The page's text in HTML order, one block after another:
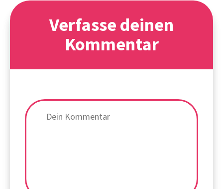
Verfasse deinen
Kommentar